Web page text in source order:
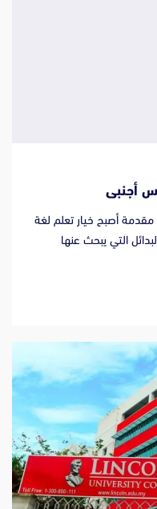
أجنبى
مقدمة أصبح خيار تعلم لغة
التي يبحث عنها